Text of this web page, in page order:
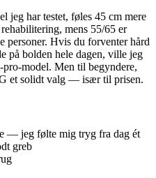
jeg har testet, føles 45 cm mere
mens 55/65 er
personer. Hvis du forventer hård
på bolden hele dagen, ville jeg
model. Men til begyndere,
et solidt valg — især til prisen.
— jeg følte mig tryg fra dag ét
greb